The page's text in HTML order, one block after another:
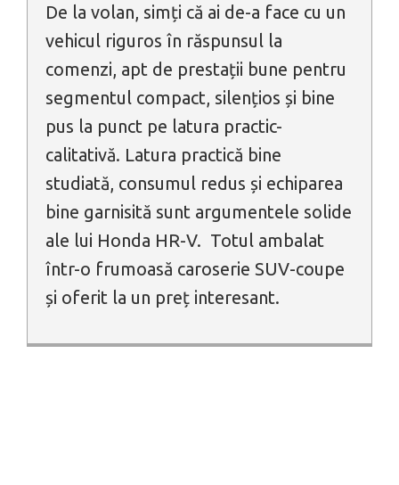
De la volan, simți că ai de-a face cu un
vehicul riguros în răspunsul la
comenzi, apt de prestații bune pentru
segmentul compact, silențios și bine
pus la punct pe latura practic-
calitativă. Latura practică bine
studiată, consumul redus și echiparea
bine garnisită sunt argumentele solide
ale lui Honda HR-V. Totul ambalat
într-o frumoasă caroserie SUV-coupe
și oferit la un preț interesant.